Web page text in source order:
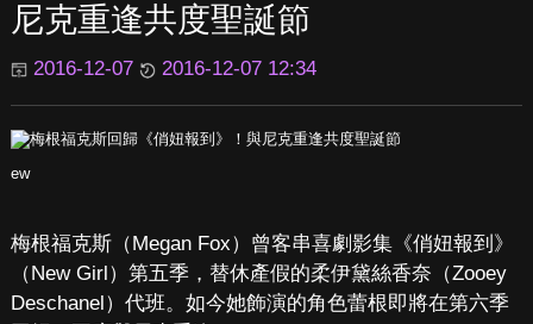
尼克重逢共度聖誕節
2016-12-07 2016-12-07 12:34
ew
梅根福克斯（Megan Fox）曾客串喜劇影集《俏妞報到》
（New Girl）第五季，替休產假的柔伊黛絲香奈（Zooey
Deschanel）代班。如今她飾演的角色蕾根即將在第六季